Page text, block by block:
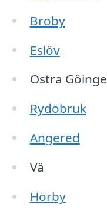
Broby
Eslöv
Östra Göinge
Rydöbruk
Angered
Vä
Hörby